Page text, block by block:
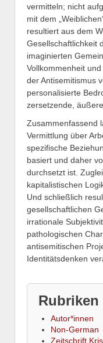
vermitteln; nicht
mit dem
resultiert aus dem
Gesellschaftlichkeit
imaginierten
Vollkommenheit
der Antisemitismus
personalisierte
zersetzende,
Zusammenfassend
Vermittlung über
spezifische
basiert und daher
durchsetzt ist.
kapitalistischen
Und schließlich
gesellschaftlichen
irrationale
pathologischen
antisemitischen
Identitätsdenken
Rubriken
Autor*innen
Non-German
Zeitschrift